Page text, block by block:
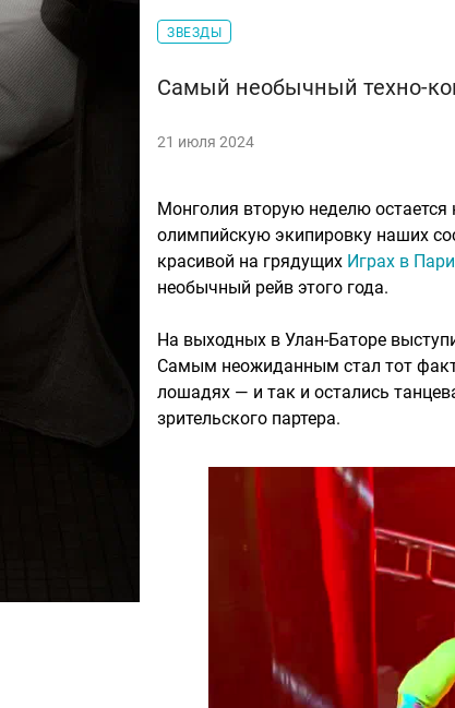
ЗВЕЗДЫ
Самый необычный техно-
21 июля 2024
Монголия вторую неделю остается
олимпийскую экипировку наших
красивой на грядущих Играх в
необычный рейв этого года.
На выходных в Улан-Баторе
Самым неожиданным стал тот факт,
лошадях — и так и остались
зрительского партера.